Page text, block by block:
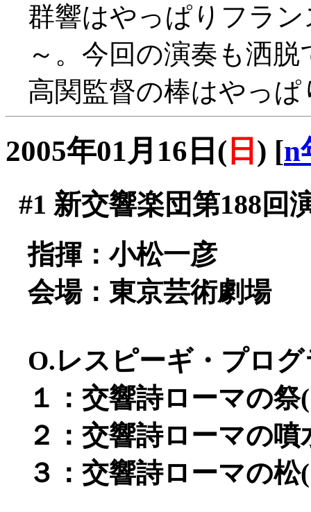
群響はやっぱりフラ
～。今回の演奏も洒
高関監督の棒はやっぱ
2005年01月16日( 日 ) [n
#1 新交響楽団第188回
指揮：小松一彦
会場：東京芸術劇場
O.レスピーギ・プロ
１：交響詩ローマの祭
２：交響詩ローマの噴
３：交響詩ローマの松